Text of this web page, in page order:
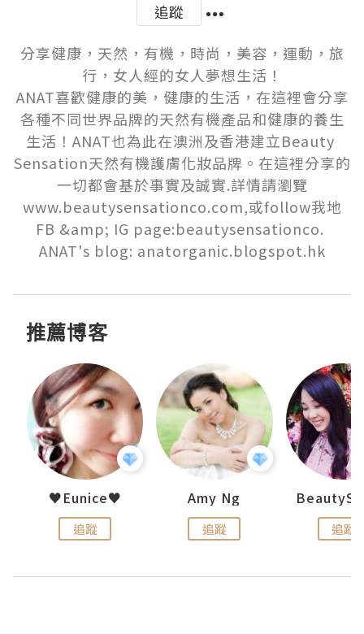
追蹤
分享健康，天然，有機，時尚，美容，運動，旅
行，女人經的女人夢想生活！
ANAT喜歡健康的美，健康的生活，在這裡會分享
各種不同世界品牌的天然有機產品和健康的養生
生活！ANAT也為此在澳洲及香港建立Beauty
Sensation天然有機護膚化妝品牌。在這裡分享的
一切都會基於事實及誠實.詳情請瀏覽
www.beautysensationco.com,或follow我地
FB &amp; IG page:beautysensationco.
ANAT's blog: anatorganic.blogspot.hk
推薦博客
♥Eunice♥
追蹤
Amy Ng
追蹤 追蹤